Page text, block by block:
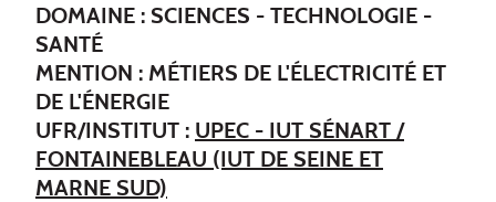
DOMAINE : SCIENCES - TECHNOLOGIE -
SANTÉ
MENTION : MÉTIERS DE L'ÉLECTRICITÉ ET
DE L'ÉNERGIE
UFR/INSTITUT : UPEC - IUT SÉNART /
FONTAINEBLEAU (IUT DE SEINE ET
MARNE SUD)